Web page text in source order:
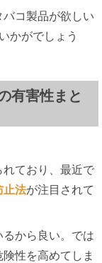
コ製品が欲しい
かがでしょう
有害性まと
れており、最近で
止法が注目されて
から良い。では
性を高めてしま